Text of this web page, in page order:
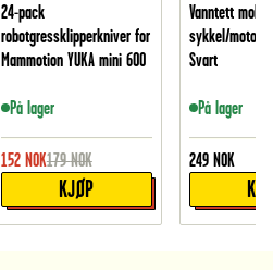
24-pack
robotgressklipperkniver for
Mammotion YUKA mini 600
På lager
152 NOK179 NOK
KJØP
Vanntett
sykkel/
Svart
På lager
249 NOK